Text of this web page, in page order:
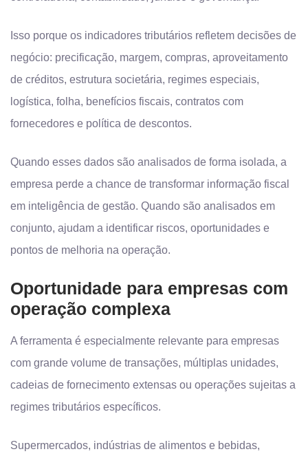
Isso porque os indicadores tributários refletem decisões de
negócio: precificação, margem, compras, aproveitamento
de créditos, estrutura societária, regimes especiais,
logística, folha, benefícios fiscais, contratos com
fornecedores e política de descontos.
Quando esses dados são analisados de forma isolada, a
empresa perde a chance de transformar informação fiscal
em inteligência de gestão. Quando são analisados em
conjunto, ajudam a identificar riscos, oportunidades e
pontos de melhoria na operação.
Oportunidade para empresas com
operação complexa
A ferramenta é especialmente relevante para empresas
com grande volume de transações, múltiplas unidades,
cadeias de fornecimento extensas ou operações sujeitas a
regimes tributários específicos.
Supermercados, indústrias de alimentos e bebidas,